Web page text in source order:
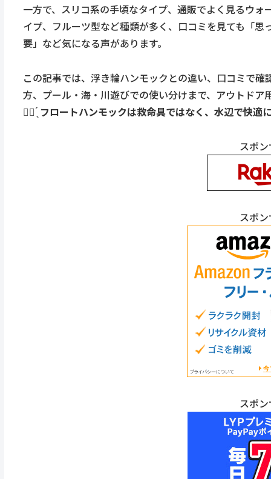
一方で、スリコ系の手頃なタイプ、通販でよく見るウ
イプ、フルーツ型など種類が多く、口コミを見ても「
要」など気になる声があります。
この記事では、浮き輪ハンモックとの違い、口コミで
方、プール・海・川遊びでの使い分けまで、アウトド
☝🏻 ̖́ フロートハンモックは救命具ではなく、水辺で快
スポ
スポ
スポ